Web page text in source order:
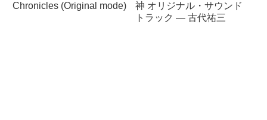
Chronicles (Original mode)
神 オリジナル・サウンド
トラック ― 古代祐三